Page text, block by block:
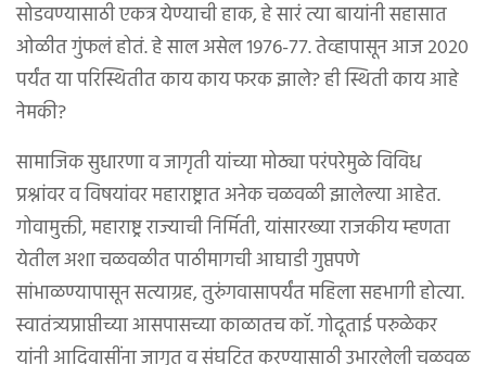
सोडवण्यासाठी एकत्र येण्याची हाक, हे सारं त्या बायांनी सहासात
ओळीत गुंफलं होतं. हे साल असेल १९७६-७७. तेव्हापासून आज २०२०
पर्यंत या परिस्थितीत काय काय फरक झाले? ही स्थिती काय आहे
नेमकी?
सामाजिक सुधारणा व जागृती यांच्या मोठ्या परंपरेमुळे विविध
प्रश्नांवर व विषयांवर महाराष्ट्रात अनेक चळवळी झालेल्या आहेत.
गोवामुक्ती, महाराष्ट्र राज्याची निर्मिती, यांसारख्या राजकीय म्हणता
येतील अशा चळवळीत पाठीमागची आघाडी गुप्तपणे
सांभाळण्यापासून सत्याग्रह, तुरुंगवासापर्यंत महिला सहभागी होत्या.
स्वातंत्र्यप्राप्तीच्या आसपासच्या काळातच कॉ. गोदूताई परुळेकर